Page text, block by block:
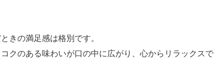
きの満足感は格別です。
クのある味わいが口の中に広がり、心からリラックス